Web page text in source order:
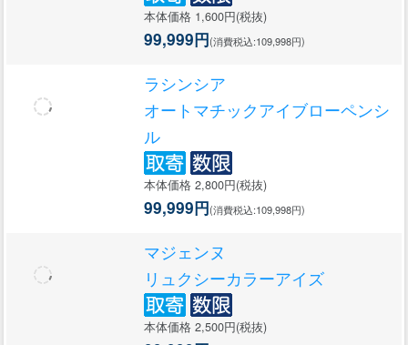
本体価格 1,600円(税抜)
99,999円(消費税込:109,998円)
ラシンシア
オートマチックアイブローペンシ
ル
本体価格 2,800円(税抜)
99,999円(消費税込:109,998円)
マジェンヌ
リュクシーカラーアイズ
本体価格 2,500円(税抜)